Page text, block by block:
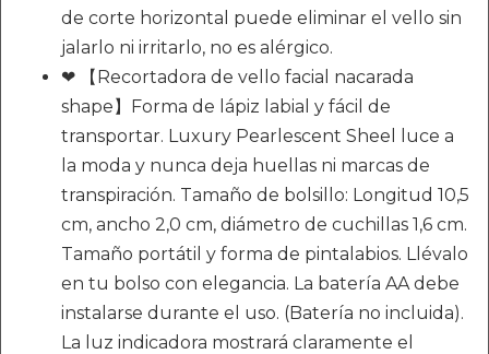
de corte horizontal puede eliminar el vello sin
jalarlo ni irritarlo, no es alérgico.
❤ 【Recortadora de vello facial nacarada
shape】Forma de lápiz labial y fácil de
transportar. Luxury Pearlescent Sheel luce a
la moda y nunca deja huellas ni marcas de
transpiración. Tamaño de bolsillo: Longitud 10,5
cm, ancho 2,0 cm, diámetro de cuchillas 1,6 cm.
Tamaño portátil y forma de pintalabios. Llévalo
en tu bolso con elegancia. La batería AA debe
instalarse durante el uso. (Batería no incluida).
La luz indicadora mostrará claramente el